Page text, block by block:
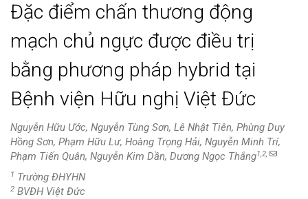
Đặc điểm chấn thương động
mạch chủ ngực được điều trị
bằng phương pháp hybrid tại
Bệnh viện Hữu nghị Việt Đức
Nguyễn Hữu Ước, Nguyễn Tùng Sơn, Lê Nhật Tiên, Phùng Duy
Hồng Sơn, Phạm Hữu Lư, Hoàng Trọng Hải, Nguyễn Minh Trí,
Phạm Tiến Quân, Nguyễn Kim Dần, Dương Ngọc Thắng1,2,
1 Trường ĐHYHN
2 BVĐH Việt Đức